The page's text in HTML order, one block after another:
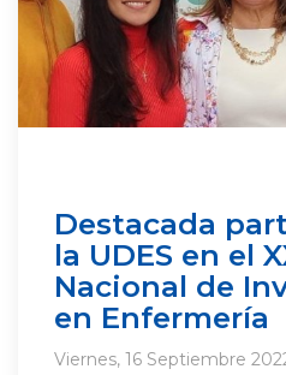
Destacada
la UDES en el
Nacional de
en Enfermería
Viernes, 16 Septiembre